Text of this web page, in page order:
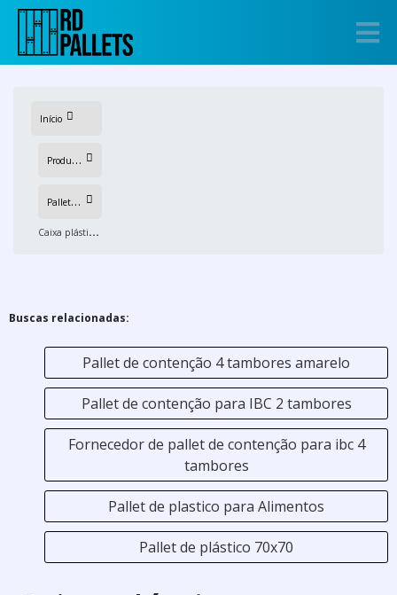
Início
P
rodutos
P
allets de plastico
C
aixa plástica para alimentos
Buscas relacionadas:
Pallet de contenção 4 tambores amarelo
Pallet de contenção para IBC 2 tambores
Fornecedor de pallet de contenção para ibc 4
tambores
Pallet de plastico para Alimentos
Pallet de plástico 70x70